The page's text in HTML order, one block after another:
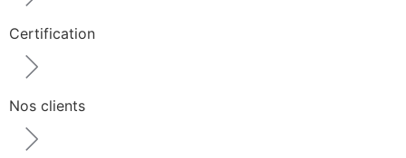
Certification
Nos clients